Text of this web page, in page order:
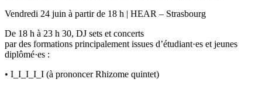
Vendredi 24 juin à partir de 18 h | HEAR – Strasbourg
De 18 h à 23 h 30, DJ sets et concerts
par des formations principalement issues d’étudiant·es et jeunes
diplômé·es :
• I_I_I_I_I (à prononcer Rhizome quintet)